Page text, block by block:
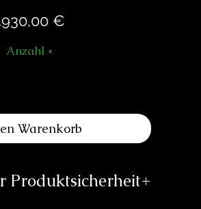
€
Anzahl *
Warenkorb
Produktsicherheit